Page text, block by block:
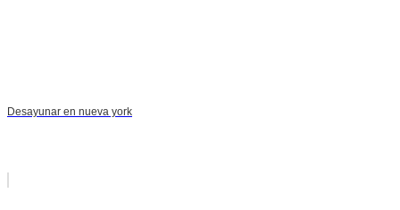
Desayunar en nueva york